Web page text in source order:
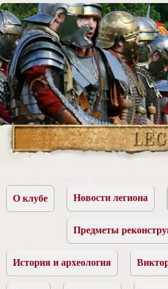
О клубе Новости легиона
Предметы
История и археология